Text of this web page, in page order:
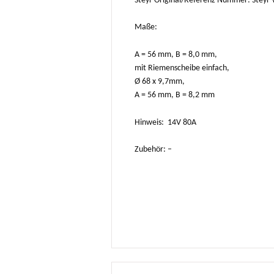
Maße:
A = 56 mm, B = 8,0 mm,
mit Riemenscheibe einfach,
Ø 68 x 9,7mm,
A = 56 mm, B = 8,2 mm
Hinweis: 14V 80A
Zubehör: –